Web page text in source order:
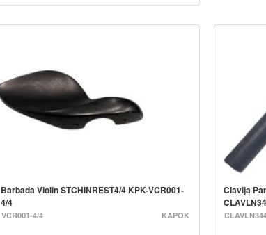
Barbada Violin STCHINREST4/4 KPK-VCR001-
4/4
VCR001-4/4 KAPOK
Clavija